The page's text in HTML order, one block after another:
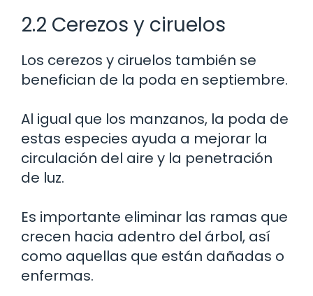
2.2 Cerezos y ciruelos
Los cerezos y ciruelos también se
benefician de la poda en septiembre.
Al igual que los manzanos, la poda de
estas especies ayuda a mejorar la
circulación del aire y la penetración
de luz.
Es importante eliminar las ramas que
crecen hacia adentro del árbol, así
como aquellas que están dañadas o
enfermas.